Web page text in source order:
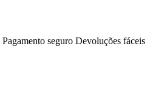
Pagamento seguro Devoluções fáceis